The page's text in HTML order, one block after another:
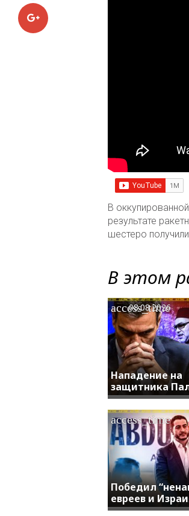
Google+
В
результате
шестеро
В этом
Нападение на
защитника
access_time
08.08.2026
Победил
евреев и
access_time